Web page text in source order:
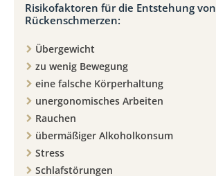
Risikofaktoren für die Entstehung von
Rückenschmerzen:
Übergewicht
zu wenig Bewegung
eine falsche Körperhaltung
unergonomisches Arbeiten
Rauchen
übermäßiger Alkoholkonsum
Stress
Schlafstörungen